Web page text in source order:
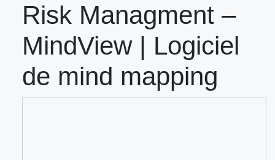
Risk Managment –
MindView | Logiciel
de mind mapping